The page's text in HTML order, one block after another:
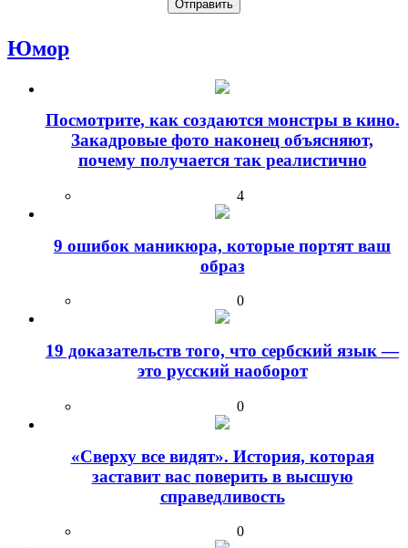
Юмор
Посмотрите, как создаются монстры в кино.
Закадровые фото наконец объясняют,
почему получается так реалистично
4
9 ошибок маникюра, которые портят ваш
образ
0
19 доказательств того, что сербский язык —
это русский наоборот
0
«Сверху все видят». История, которая
заставит вас поверить в высшую
справедливость
0